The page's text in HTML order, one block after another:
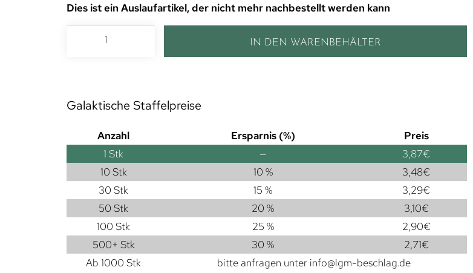
Dies ist ein Auslaufartikel, der nicht mehr nachbestellt werden kann
IN DEN WARENBEHÄLTER
Galaktische Staffelpreise
Anzahl Ersparnis (%)
Preis
1 Stk — 3,87€
10 Stk
10 % 3,48€
30 Stk
15 % 3,29€
50 Stk
20 % 3,10€
100 Stk
25 % 2,90€
500+ Stk
30 % 2,71€
Ab 1000 Stk
bitte anfragen unter info@lgm-beschlag.de